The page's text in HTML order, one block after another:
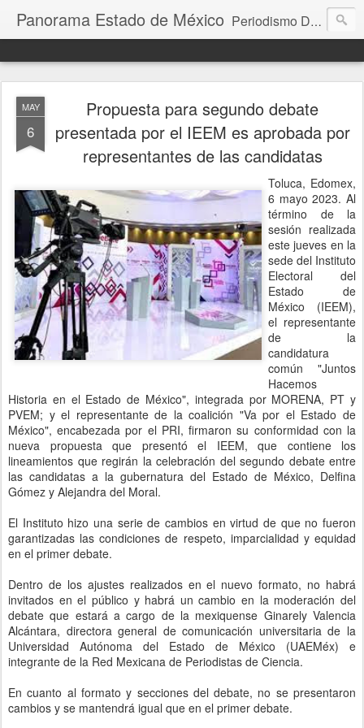
Panorama Estado de México Periodismo Digital
MAY
6
Propuesta para segundo debate
presentada por el IEEM es aprobada por
representantes de las candidatas
Toluca, Edomex,
6 mayo 2023. Al
término de la
sesión realizada
este jueves en la
sede del Instituto
Electoral del
Estado de
México (IEEM),
el representante
de la
candidatura
común "Juntos
Hacemos
Historia en el Estado de México", integrada por MORENA, PT y
PVEM; y el representante de la coalición "Va por el Estado de
México", encabezada por el PRI, firmaron su conformidad con la
nueva propuesta que presentó el IEEM, que contiene los
lineamientos que regirán la celebración del segundo debate entre
las candidatas a la gubernatura del Estado de México, Delfina
Gómez y Alejandra del Moral.
El Instituto hizo una serie de cambios en virtud de que no fueron
garantizadas las condiciones de respeto, imparcialidad y equidad
en el primer debate.
Dentro de los ajustes realizados en el nuevo formato, no habrá
invitados en el público y habrá un cambio en la moderación del
debate que estará a cargo de la mexiquense Ginarely Valencia
Alcántara, directora general de comunicación universitaria de la
Universidad Autónoma del Estado de México (UAEMéx) e
integrante de la Red Mexicana de Periodistas de Ciencia.
En cuanto al formato y secciones del debate, no se presentaron
cambios y se mantendrá igual que en el primer debate.